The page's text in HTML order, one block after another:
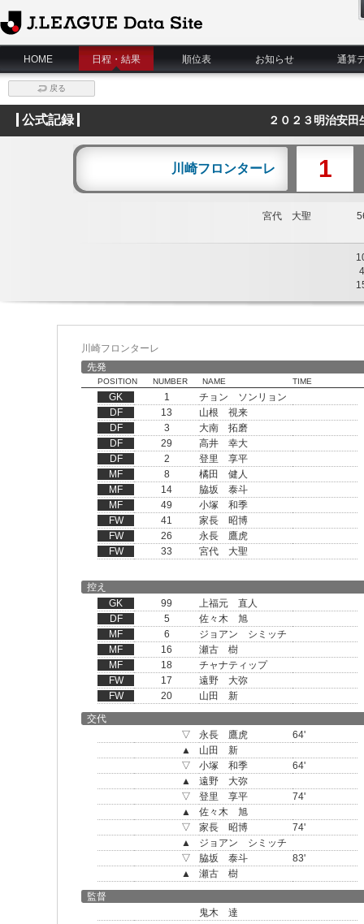
J.League Data Site
HOME
日程・結果 順位表 お知らせ 通算
戻る
公式記録 ２０２３明治安
川崎フロンターレ 1
宮代 大聖
4
川崎フロンターレ
先発
POSITION NUMBER NAME TIME
GK 1
チョン ソンリョン
DF
13
山根 視来
DF
3
大南 拓磨
DF
29
高井 幸大
DF
2
登里 享平
MF
8
橘田 健人
MF
14
脇坂 泰斗
MF
49
小塚 和季
FW
41
家長 昭博
FW
26
永長 鷹虎
FW
33 宮代 大聖
控え
GK
99
上福元 直人
DF
5
佐々木 旭
MF
6
ジョアン シミッチ
MF
16
瀬古 樹
MF
18
チャナティップ
FW
17
遠野 大弥
FW
20
山田 新
交代
▽
永長 鷹虎
64'
▲
山田 新
▽
小塚 和季
64'
▲
遠野 大弥
▽
登里 享平
74'
▲
佐々木 旭
▽
家長 昭博
74'
▲
ジョアン シミッチ
▽
脇坂 泰斗
83'
▲
瀬古 樹
監督
鬼木 達